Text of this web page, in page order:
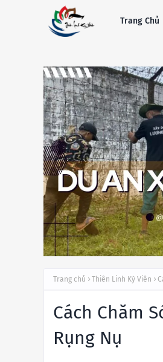
Trang Chủ
Trang chủ Thiên Linh Kỳ Viên
Cách Chăm
Rụng Nụ